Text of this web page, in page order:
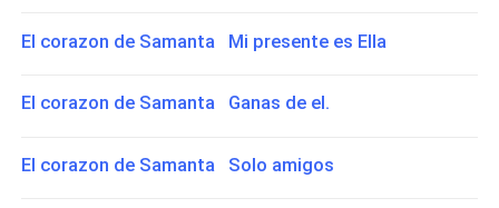
El corazon de Samanta Mi presente es Ella
El corazon de Samanta Ganas de el.
El corazon de Samanta Solo amigos